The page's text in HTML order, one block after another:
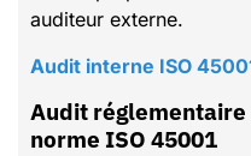
auditeur externe.
Audit interne ISO
Audit réglementaire SST et conformité à la
norme ISO 45001